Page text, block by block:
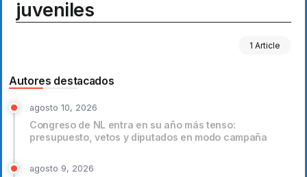
juveniles
1 Article
Autores destacados
agosto 10, 2026
Congreso de NL entra en su año más tenso:
presupuesto, vetos y diputados en modo campaña
agosto 9, 2026